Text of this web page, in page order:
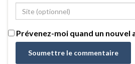
Prévenez-moi quand un nouvel